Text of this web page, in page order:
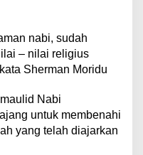
nabi, sudah
– nilai religius
Sherman Moridu
Nabi
untuk membenahi
yang telah diajarkan